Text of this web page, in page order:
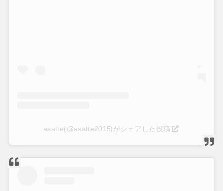
asatte(@asatte2015)がシェアした投稿